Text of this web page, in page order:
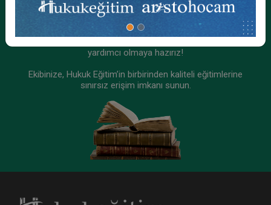
Kurumsal Teklif Alın
yardımcı olmaya hazırız!
Ekibinize, Hukuk Eğitim’in birbirinden kaliteli eğitimlerine
sınırsız erişim imkanı sunun.